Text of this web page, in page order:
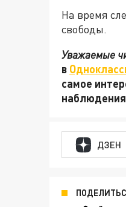
На время
свободы.
Уважаемые
в
самое
ДЗЕН